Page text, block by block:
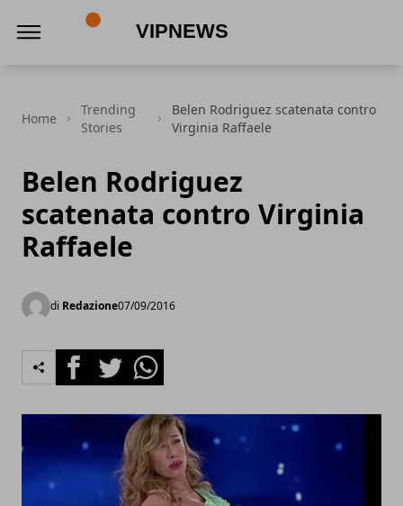
Home
Trending
Stories
Belen Rodriguez scatenata contro
Virginia Raffaele
Belen Rodriguez
scatenata contro Virginia
Raffaele
di Redazione07/09/2016
FacebookTwitterWhatsapp